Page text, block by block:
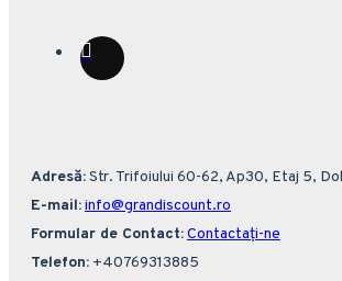
Adresă:Str. Trifoiului 60-62, Ap30, Etaj 5,
E-mail:info@grandiscount.ro
Formular de Contact:Contactați-ne
Telefon: +40769313885